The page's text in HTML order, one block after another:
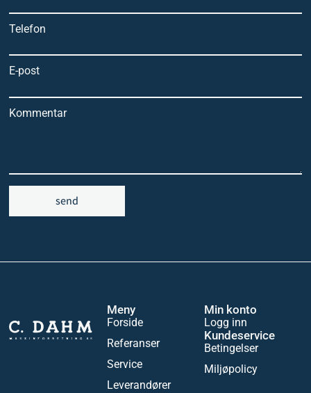
Telefon
E-post
Kommentar
send
Meny
Forside
Referanser
Service
Leverandører
Min konto
Logg inn
Kundeservice
Betingelser
Miljøpolicy